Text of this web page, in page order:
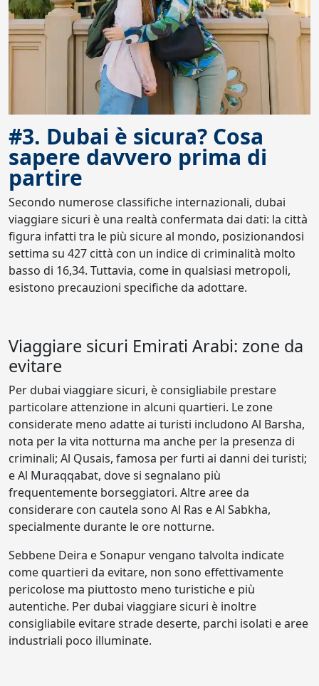
#3. Dubai è sicura? Cosa
sapere davvero prima di
partire
Secondo numerose classifiche internazionali, dubai
viaggiare sicuri è una realtà confermata dai dati: la città
figura infatti tra le più sicure al mondo, posizionandosi
settima su 427 città con un indice di criminalità molto
basso di 16,34. Tuttavia, come in qualsiasi metropoli,
esistono precauzioni specifiche da adottare.
Viaggiare sicuri Emirati Arabi: zone da
evitare
Per dubai viaggiare sicuri, è consigliabile prestare
particolare attenzione in alcuni quartieri. Le zone
considerate meno adatte ai turisti includono Al Barsha,
nota per la vita notturna ma anche per la presenza di
criminali; Al Qusais, famosa per furti ai danni dei turisti;
e Al Muraqqabat, dove si segnalano più
frequentemente borseggiatori. Altre aree da
considerare con cautela sono Al Ras e Al Sabkha,
specialmente durante le ore notturne.
Sebbene Deira e Sonapur vengano talvolta indicate
come quartieri da evitare, non sono effettivamente
pericolose ma piuttosto meno turistiche e più
autentiche. Per dubai viaggiare sicuri è inoltre
consigliabile evitare strade deserte, parchi isolati e aree
industriali poco illuminate.